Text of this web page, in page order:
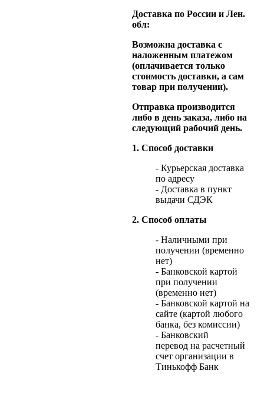
Доставка по России и Лен.
обл:
Возможна доставка с
наложенным платежом
(оплачивается только
стоимость доставки, а сам
товар при получении).
Отправка производится
либо в день заказа, либо на
следующий рабочий день.
1. Способ доставки
- Курьерская доставка
по адресу
- Доставка в пункт
выдачи СДЭК
2. Способ оплаты
- Наличными при
получении (временно
нет)
- Банковской картой
при получении
(временно нет)
- Банковской картой на
сайте (картой любого
банка, без комиссии)
- Банковский
перевод на расчетный
счет организации в
Тинькофф Банк